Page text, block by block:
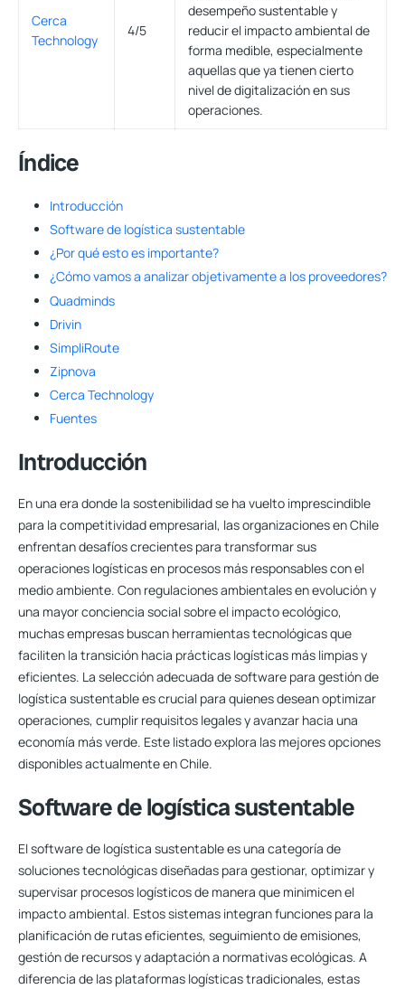
Cerca
Technology
4/5
desempeño sustentable y
reducir el impacto ambiental de
forma medible, especialmente
aquellas que ya tienen cierto
nivel de digitalización en sus
operaciones.
Índice
Introducción
Software de logística sustentable
¿Por qué esto es importante?
¿Cómo vamos a analizar objetivamente a los proveedores?
Quadminds
Drivin
SimpliRoute
Zipnova
Cerca Technology
Fuentes
Introducción
En una era donde la sostenibilidad se ha vuelto imprescindible
para la competitividad empresarial, las organizaciones en Chile
enfrentan desafíos crecientes para transformar sus
operaciones logísticas en procesos más responsables con el
medio ambiente. Con regulaciones ambientales en evolución y
una mayor conciencia social sobre el impacto ecológico,
muchas empresas buscan herramientas tecnológicas que
faciliten la transición hacia prácticas logísticas más limpias y
eficientes. La selección adecuada de software para gestión de
logística sustentable es crucial para quienes desean optimizar
operaciones, cumplir requisitos legales y avanzar hacia una
economía más verde. Este listado explora las mejores opciones
disponibles actualmente en Chile.
Software de logística sustentable
El software de logística sustentable es una categoría de
soluciones tecnológicas diseñadas para gestionar, optimizar y
supervisar procesos logísticos de manera que minimicen el
impacto ambiental. Estos sistemas integran funciones para la
planificación de rutas eficientes, seguimiento de emisiones,
gestión de recursos y adaptación a normativas ecológicas. A
diferencia de las plataformas logísticas tradicionales, estas